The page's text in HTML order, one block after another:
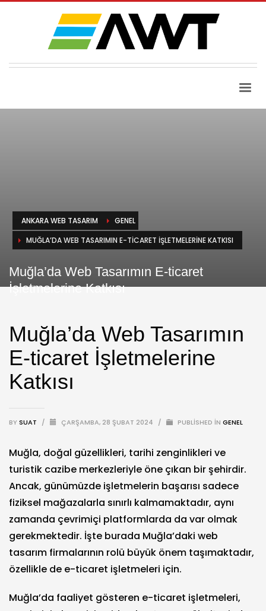
ANKARA WEB TASARIM
GENEL
MUĞLA’DA WEB TASARIMIN E-TICARET İŞLETMELERINE KATKISI
Muğla’da Web Tasarımın E-ticaret
İşletmelerine Katkısı
Muğla’da Web Tasarımın
E-ticaret İşletmelerine
Katkısı
BYSUAT / ÇARŞAMBA, 28 ŞUBAT 2024 / PUBLISHED IN GENEL
Muğla, doğal güzellikleri, tarihi zenginlikleri ve
turistik cazibe merkezleriyle öne çıkan bir şehirdir.
Ancak, günümüzde işletmelerin başarısı sadece
fiziksel mağazalarla sınırlı kalmamaktadır, aynı
zamanda çevrimiçi platformlarda da var olmak
gerekmektedir. İşte burada Muğla’daki web
tasarım firmalarının rolü büyük önem taşımaktadır,
özellikle de e-ticaret işletmeleri için.
Muğla’da faaliyet gösteren e-ticaret işletmeleri,